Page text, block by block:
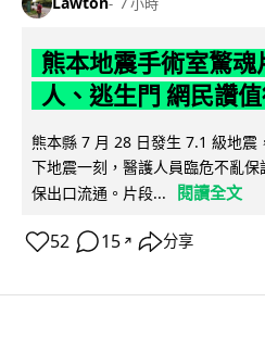
熊本地震手術室驚
人、逃生門 網民讚
熊本縣 7 月 28 日發生 7.1 級地震
下地震一刻，醫護人員臨危不亂
保出口流通。片段...
閱讀全文
52 15 ↗ 分享